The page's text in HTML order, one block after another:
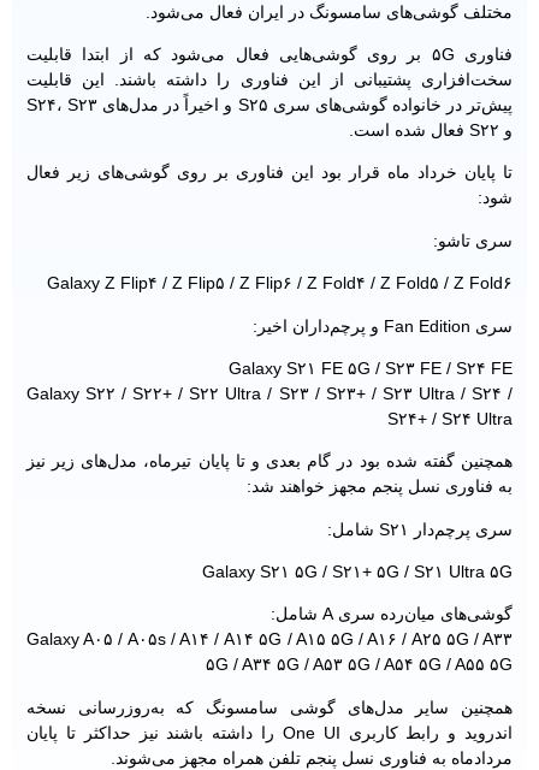
مختلف گوشی‌های سامسونگ در ایران فعال می‌شود.
فناوری ۵G بر روی گوشی‌هایی فعال می‌شود که از ابتدا قابلیت
سخت‌افزاری پشتیبانی از این فناوری را داشته باشند. این قابلیت
پیش‌تر در خانواده گوشی‌های سری S۲۵ و اخیراً در مدل‌های S۲۴، S۲۳
و S۲۲ فعال شده است.
تا پایان خرداد ماه قرار بود این فناوری بر روی گوشی‌های زیر فعال
شود:
سری تاشو:
Galaxy Z Flip۴ / Z Flip۵ / Z Flip۶ / Z Fold۴ / Z Fold۵ / Z Fold۶
سری Fan Edition و پرچم‌داران اخیر:
Galaxy S۲۱ FE ۵G / S۲۳ FE / S۲۴ FE
Galaxy S۲۲ / S۲۲+ / S۲۲ Ultra / S۲۳ / S۲۳+ / S۲۳ Ultra / S۲۴ /
S۲۴+ / S۲۴ Ultra
همچنین گفته شده بود در گام بعدی و تا پایان تیرماه، مدل‌های زیر نیز
به فناوری نسل پنجم مجهز خواهند شد:
سری پرچم‌دار S۲۱ شامل:
Galaxy S۲۱ ۵G / S۲۱+ ۵G / S۲۱ Ultra ۵G
گوشی‌های میان‌رده سری A شامل:
Galaxy A۰۵ / A۰۵s / A۱۴ / A۱۴ ۵G / A۱۵ ۵G / A۱۶ / A۲۵ ۵G / A۳۳
۵G / A۳۴ ۵G / A۵۳ ۵G / A۵۴ ۵G / A۵۵ ۵G
همچنین سایر مدل‌های گوشی سامسونگ که به‌روزرسانی نسخه
اندروید و رابط کاربری One UI را داشته باشند نیز حداکثر تا پایان
مردادماه به فناوری نسل پنجم تلفن همراه مجهز می‌شوند.